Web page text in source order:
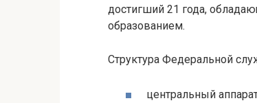
достигший 21 года,
образованием.
Структура Федеральной
центральный